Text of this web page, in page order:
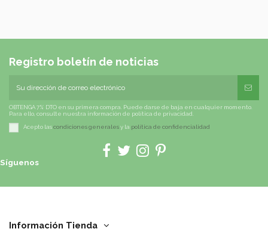
Registro boletín de noticias
OBTENGA 7% DTO en su primera compra. Puede darse de baja en cualquier momento.
Para ello, consulte nuestra información de política de privacidad.
Acepto lascondiciones generalesy la política de confidencialidad
Síguenos
Información Tienda